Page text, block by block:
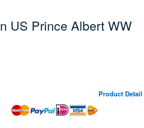
US Prince Albert WW
Product Detail